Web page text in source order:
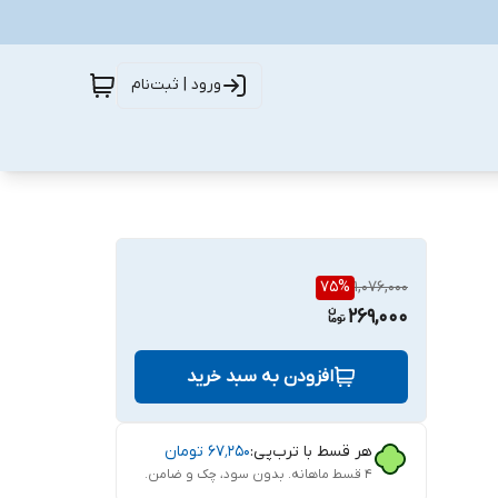
ورود | ثبت‌نام
1,076,000
75%
269,000
افزودن به سبد خرید
هر قسط با ترب‌پی:۶۷٬۲۵۰ تومان
۴ قسط ماهانه. بدون سود، چک و ضامن.